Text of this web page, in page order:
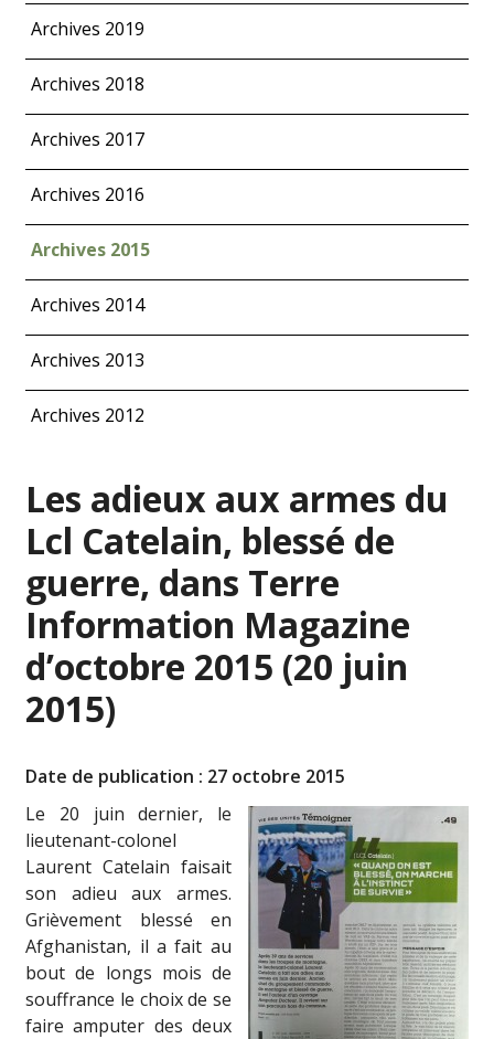
Archives 2019
Archives 2018
Archives 2017
Archives 2016
Archives 2015
Archives 2014
Archives 2013
Archives 2012
Les adieux aux armes du
Lcl Catelain, blessé de
guerre, dans Terre
Information Magazine
d’octobre 2015 (20 juin
2015)
Date de publication : 27 octobre 2015
Le 20 juin dernier, le
lieutenant-colonel
Laurent Catelain faisait
son adieu aux armes.
Grièvement blessé en
Afghanistan, il a fait au
bout de longs mois de
souffrance le choix de se
faire amputer des deux